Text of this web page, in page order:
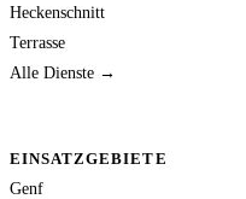
Heckenschnitt
Terrasse
Alle Dienste →
EINSATZGEBIETE
Genf